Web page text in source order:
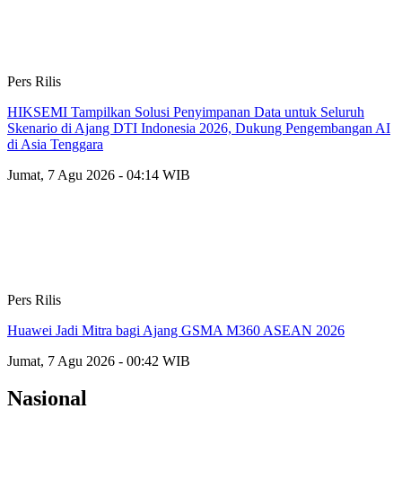
Pers Rilis
HIKSEMI Tampilkan Solusi Penyimpanan Data untuk Seluruh
Skenario di Ajang DTI Indonesia 2026, Dukung Pengembangan AI
di Asia Tenggara
Jumat, 7 Agu 2026 - 04:14 WIB
Pers Rilis
Huawei Jadi Mitra bagi Ajang GSMA M360 ASEAN 2026
Jumat, 7 Agu 2026 - 00:42 WIB
Nasional